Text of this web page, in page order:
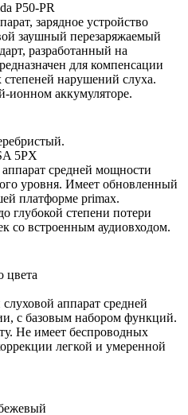
P50-PR
зарядное устройство
заушный перезаряжаемый
разработанный на
для компенсации
нарушений слуха.
ионном аккумуляторе.
5PX
средней мощности
уровня. Имеет обновленный
платформе primax.
глубокой степени потери
со встроенным аудиовходом.
аппарат средней
с базовым набором функций.
Не имеет беспроводных
легкой и умеренной